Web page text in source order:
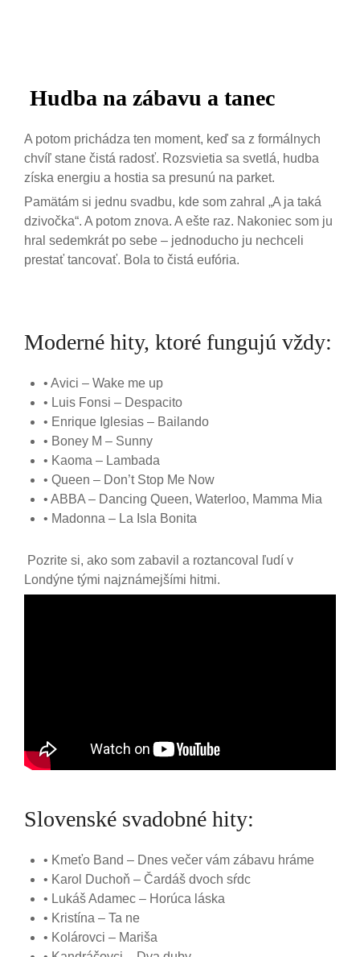
Hudba na zábavu a tanec
A potom prichádza ten moment, keď sa z formálnych
chvíľ stane čistá radosť. Rozsvietia sa svetlá, hudba
získa energiu a hostia sa presunú na parket.
Pamätám si jednu svadbu, kde som zahral „A ja taká
dzivočka“. A potom znova. A ešte raz. Nakoniec som ju
hral sedemkrát po sebe – jednoducho ju nechceli
prestať tancovať. Bola to čistá eufória.
Moderné hity, ktoré fungujú vždy:
• Avici – Wake me up
• Luis Fonsi – Despacito
• Enrique Iglesias – Bailando
• Boney M – Sunny
• Kaoma – Lambada
• Queen – Don’t Stop Me Now
• ABBA – Dancing Queen, Waterloo, Mamma Mia
• Madonna – La Isla Bonita
Pozrite si, ako som zabavil a roztancoval ľudí v
Londýne tými najznámejšími hitmi.
Slovenské svadobné hity:
• Kmeťo Band – Dnes večer vám zábavu hráme
• Karol Duchoň – Čardáš dvoch sŕdc
• Lukáš Adamec – Horúca láska
• Kristína – Ta ne
• Kolárovci – Mariša